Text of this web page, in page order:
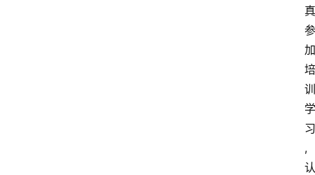
真
参
加
培
训
学
习
,
认